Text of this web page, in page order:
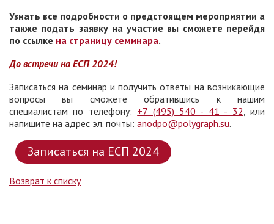
Узнать все подробности о предстоящем мероприятии а
также подать заявку на участие вы сможете перейдя
по ссылке на страницу семинара.
До встречи на ЕСП 2024!
Записаться на семинар и получить ответы на возникающие
вопросы вы сможете обратившись к нашим
специалистам по телефону: +7 (495) 540 - 41 - 32, или
напишите на адрес эл. почты: anodpo@polygraph.su.
Записаться на ЕСП 2024
Возврат к списку